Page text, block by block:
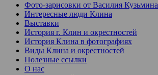
Фото-зарисовки от Василия Кузьмина
Интересные люди Клина
Выставки
История г. Клин и окрестностей
История Клина в фотографиях
Виды Клина и окрестностей
Полезные ссылки
О нас